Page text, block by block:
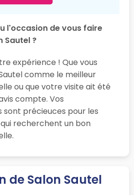
l'occasion de vous faire
Sautel ?
expérience ! Que vous
comme le meilleur
ou que votre visite ait été
compte. Vos
précieuces pour les
recherchent un bon
de Salon Sautel